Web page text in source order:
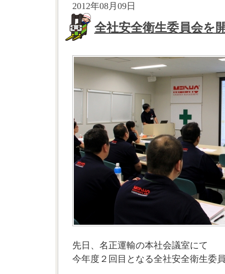
2012年08月09日
全社安全衛生委員会を
先日、名正運輸の本社会議室にて
今年度２回目となる全社安全衛生委